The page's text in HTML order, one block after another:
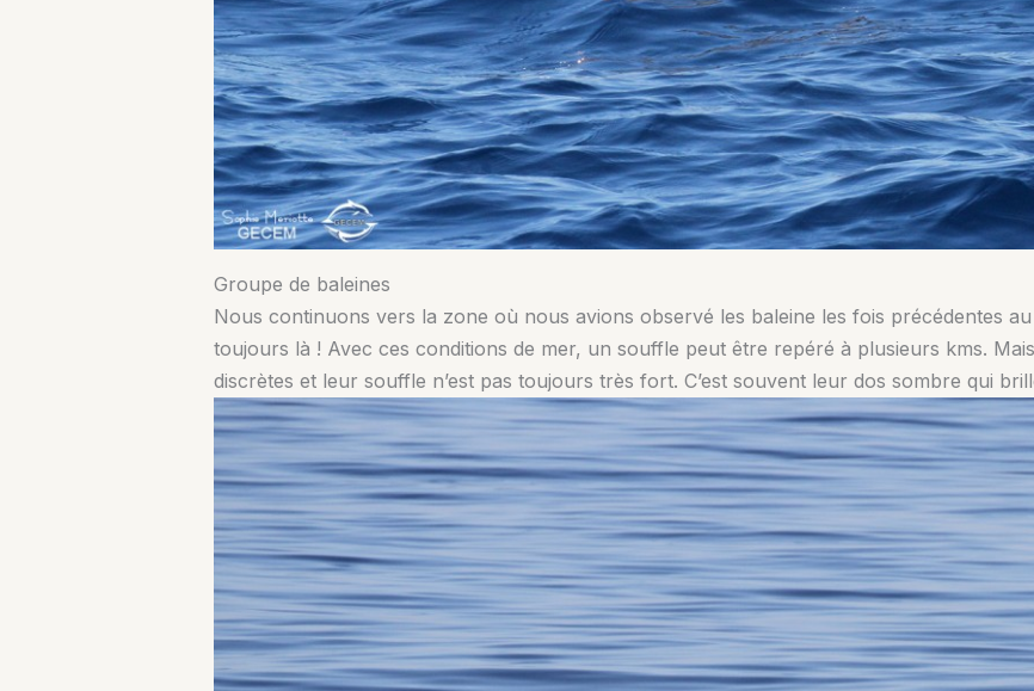
Groupe de baleines
Nous continuons vers la zone où nous avions observé les baleine les fois précédentes
toujours là ! Avec ces conditions de mer, un souffle peut être repéré à plusieurs kms.
discrètes et leur souffle n’est pas toujours très fort. C’est souvent leur dos sombre qui